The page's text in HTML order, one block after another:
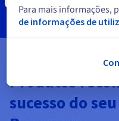
Produtos
sucesso do
Para mais informações,
de informações de